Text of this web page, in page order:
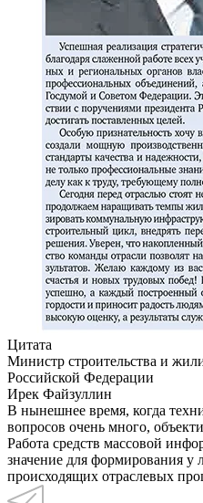
Цитата
Министр строительства и
Российской Федерации
Ирек Файзуллин
В нынешнее время, когда
вопросов очень много,
Работа средств массовой
значение для формирования
происходящих отраслевых